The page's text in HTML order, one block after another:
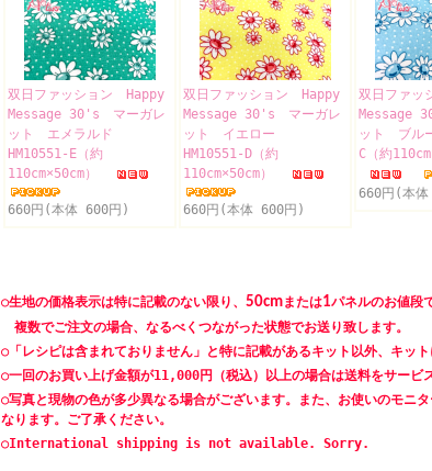
双日ファッション Happy
Message 30's マーガレ
ット エメラルド
HM10551-E（約
110cm×50cm）
660円(本体 600円)
双日ファッション Happy
Message 30's マーガレ
ット イエロー
HM10551-D（約
110cm×50cm）
660円(本体 600円)
双日ファ
Message
ット ブル
C（約
660円(本
○生地の価格表示は特に記載のない限り、 50cmまたは1パネルのお値段
複数でご注文の場合、なるべくつながった状態でお送り致します。
○「レシピは含まれておりません」と特に記載があるキット以外、キット
○一回のお買い上げ金額が11,000円（税込）以上の場合は送料をサービ
○写真と現物の色が多少異なる場合がございます。また、お使いのモニ
なります。ご了承ください。
○International shipping is not available. Sorry.